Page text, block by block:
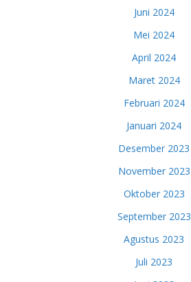
Juni 2024
Mei 2024
April 2024
Maret 2024
Februari 2024
Januari 2024
Desember 2023
November 2023
Oktober 2023
September 2023
Agustus 2023
Juli 2023